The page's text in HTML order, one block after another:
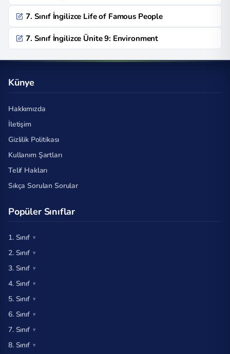
7. Sınıf İngilizce Life of Famous People
7. Sınıf İngilizce Ünite 9: Environment
Künye
Hakkımızda
İletişim
Gizlilik Politikası
Kullanım Şartları
Telif Hakları
Sıkça Sorulan Sorular
Popüler Sınıflar
1. Sınıf
2. Sınıf
3. Sınıf
4. Sınıf
5. Sınıf
6. Sınıf
7. Sınıf
8. Sınıf